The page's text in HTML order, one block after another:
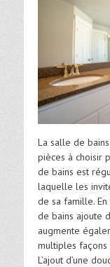
La salle de
pièces à choisir
de bains est
laquelle les
de sa famille.
de bains ajoute
augmente
multiples façons
L’ajout d’une